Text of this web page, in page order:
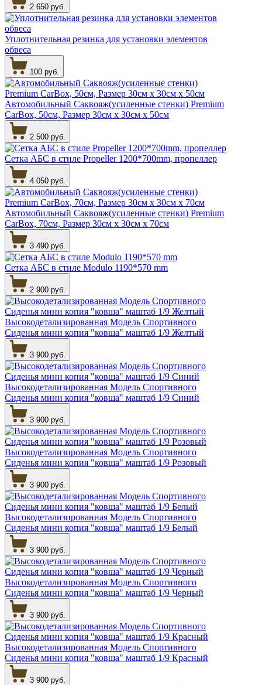
2 650 руб.
Уплотнительная резинка для установки элементов
обвеса
100 руб.
Автомобильный Саквояж(усиленные стенки) Premium
CarBox, 50см, Размер 30см х 30см х 50см
2 500 руб.
Сетка АБС в стиле Propeller 1200*700mm, пропеллер
4 050 руб.
Автомобильный Саквояж(усиленные стенки) Premium
CarBox, 70см, Размер 30см х 30см х 70см
3 490 руб.
Сетка АБС в стиле Modulo 1190*570 mm
2 900 руб.
Высокодетализированная Модель Спортивного
Сиденья мини копия "ковша" маштаб 1/9 Желтый
3 900 руб.
Высокодетализированная Модель Спортивного
Сиденья мини копия "ковша" маштаб 1/9 Синий
3 900 руб.
Высокодетализированная Модель Спортивного
Сиденья мини копия "ковша" маштаб 1/9 Розовый
3 900 руб.
Высокодетализированная Модель Спортивного
Сиденья мини копия "ковша" маштаб 1/9 Белый
3 900 руб.
Высокодетализированная Модель Спортивного
Сиденья мини копия "ковша" маштаб 1/9 Черный
3 900 руб.
Высокодетализированная Модель Спортивного
Сиденья мини копия "ковша" маштаб 1/9 Красный
3 900 руб.